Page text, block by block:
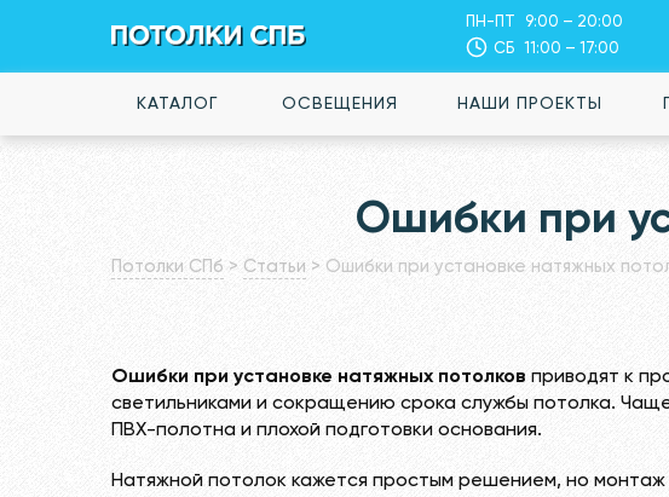
ПН-ПТ
9:00 – 20:00
СБ
11:00 – 17:00
КАТАЛОГ ОСВЕЩЕНИЯ НАШИ ПРОЕКТЫ
Ошибки при
Потолки СПб > Статьи > Ошибки при установке натяжных
Ошибки при установке натяжных потолков приводят к
светильниками и сокращению срока службы потолка.
ПВХ-полотна и плохой подготовки основания.
Натяжной потолок кажется простым решением, но